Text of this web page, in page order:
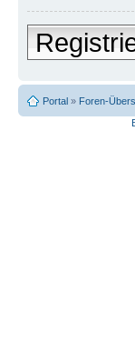
Portal » Foren-